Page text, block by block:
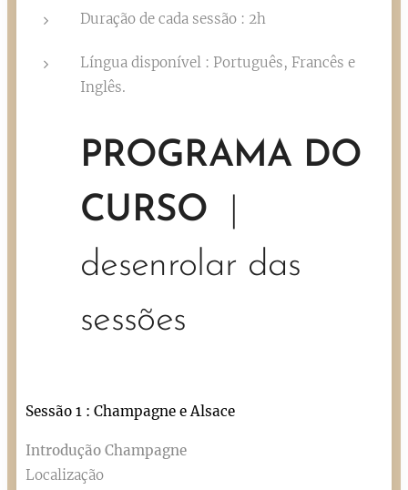
Duração de cada sessão : 2h
Língua disponível : Português, Francês e
Inglês.
PROGRAMA DO
CURSO
desenrolar das
sessões
Sessão 1 : Champagne e Alsace
Introdução Champagne
Localização